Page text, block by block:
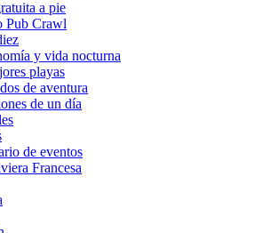
a pie
Pub Crawl
y vida nocturna
playas
de aventura
de un día
de eventos
Francesa